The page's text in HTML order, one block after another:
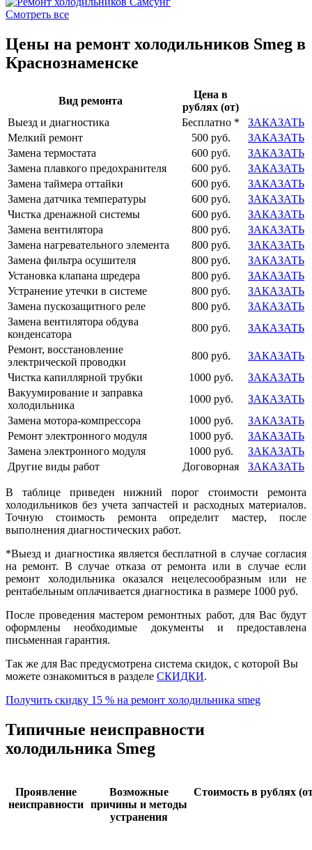
Смотреть все
Цены на ремонт холодильников Smeg в
Краснознаменске
Вид ремонта
Цена в
рублях (от)
Выезд и диагностика
Бесплатно *
ЗАКАЗАТЬ
Мелкий ремонт
500 руб.
ЗАКАЗАТЬ
Замена термостата
600 руб.
ЗАКАЗАТЬ
Замена плавкого предохранителя
600 руб.
ЗАКАЗАТЬ
Замена таймера оттайки
600 руб.
ЗАКАЗАТЬ
Замена датчика температуры
600 руб.
ЗАКАЗАТЬ
Чистка дренажной системы
600 руб.
ЗАКАЗАТЬ
Замена вентилятора
800 руб.
ЗАКАЗАТЬ
Замена нагревательного элемента
800 руб.
ЗАКАЗАТЬ
Замена фильтра осушителя
800 руб.
ЗАКАЗАТЬ
Установка клапана шредера
800 руб.
ЗАКАЗАТЬ
Устранение утечки в системе
800 руб.
ЗАКАЗАТЬ
Замена пускозащитного реле
800 руб.
ЗАКАЗАТЬ
Замена вентилятора обдува
конденсатора
800 руб.
ЗАКАЗАТЬ
Ремонт, восстановление
электрической проводки
800 руб.
ЗАКАЗАТЬ
Чистка капиллярной трубки
1000 руб.
ЗАКАЗАТЬ
Вакуумирование и заправка
холодильника
1000 руб.
ЗАКАЗАТЬ
Замена мотора-компрессора
1000 руб.
ЗАКАЗАТЬ
Ремонт электронного модуля
1000 руб.
ЗАКАЗАТЬ
Замена электронного модуля
1000 руб.
ЗАКАЗАТЬ
Другие виды работ
Договорная ЗАКАЗАТЬ
В таблице приведен нижний порог стоимости ремонта
холодильников без учета запчастей и расходных материалов.
Точную стоимость ремонта определит мастер, после
выполнения диагностических работ.
*Выезд и диагностика является бесплатной в случае согласия
на ремонт. В случае отказа от ремонта или в случае если
ремонт холодильника оказался нецелесообразным или не
рентабельным оплачивается диагностика в размере 1000 руб.
После проведения мастером ремонтных работ, для Вас будут
оформлены необходимые документы и предоставлена
письменная гарантия.
Так же для Вас предусмотрена система скидок, с которой Вы
можете ознакомиться в разделе СКИДКИ.
Получить скидку 15 % на ремонт холодильника smeg
Типичные неисправности
холодильника Smeg
Проявление
неисправности
Возможные
причины и методы
устранения
Стоимость в рублях